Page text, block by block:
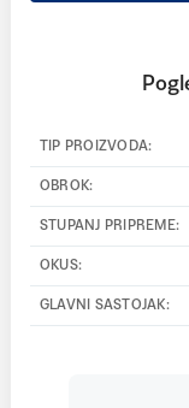
TIP PROIZVODA:
OBROK:
STUPANJ PRIPREME:
OKUS:
GLAVNI SASTOJAK: